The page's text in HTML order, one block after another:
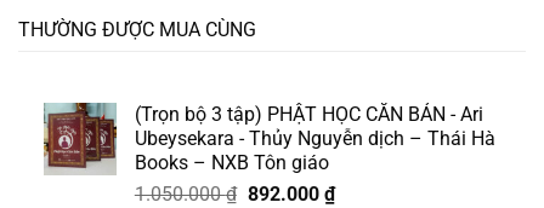
THƯỜNG ĐƯỢC MUA CÙNG
(Trọn bộ 3 tập) PHẬT HỌC CĂN BẢN - Ari
Ubeysekara - Thủy Nguyễn dịch – Thái Hà
Books – NXB Tôn giáo
1.050.000₫ Giá
892.000 ₫Giá